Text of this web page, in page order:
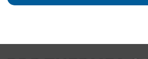
Подтвердить e-mail